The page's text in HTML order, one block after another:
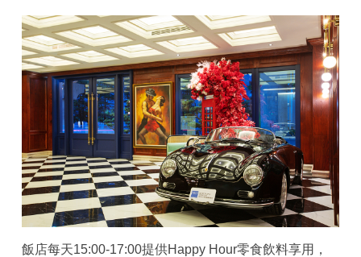
飯店每天15:00-17:00提供Happy Hour零食飲料享用，